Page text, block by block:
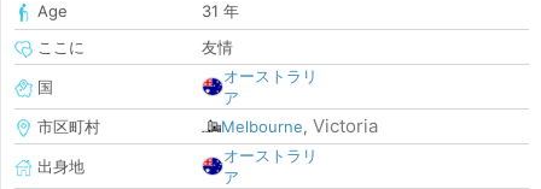
Age
31 年
ここに
友情
国
オーストラリ
ア
市区町村
Melbourne, Victoria
出身地
オーストラリ
ア